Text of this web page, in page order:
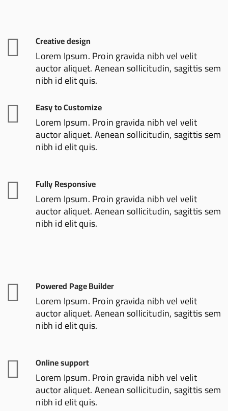
Creative design
Lorem Ipsum. Proin gravida nibh vel velit
auctor aliquet. Aenean sollicitudin, sagittis sem
nibh id elit quis.
Easy to Customize
Lorem Ipsum. Proin gravida nibh vel velit
auctor aliquet. Aenean sollicitudin, sagittis sem
nibh id elit quis.
Fully Responsive
Lorem Ipsum. Proin gravida nibh vel velit
auctor aliquet. Aenean sollicitudin, sagittis sem
nibh id elit quis.
Powered Page Builder
Lorem Ipsum. Proin gravida nibh vel velit
auctor aliquet. Aenean sollicitudin, sagittis sem
nibh id elit quis.
Online support
Lorem Ipsum. Proin gravida nibh vel velit
auctor aliquet. Aenean sollicitudin, sagittis sem
nibh id elit quis.